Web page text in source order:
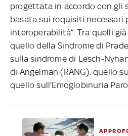
progettata in accordo con gli
basata sui requisiti necessari
interoperabilità”. Tra quelli
quello della Sindrome di
sulla sindrome di Lesch-
di Angelman (RANG), quello
quello sull’Emoglobinuria